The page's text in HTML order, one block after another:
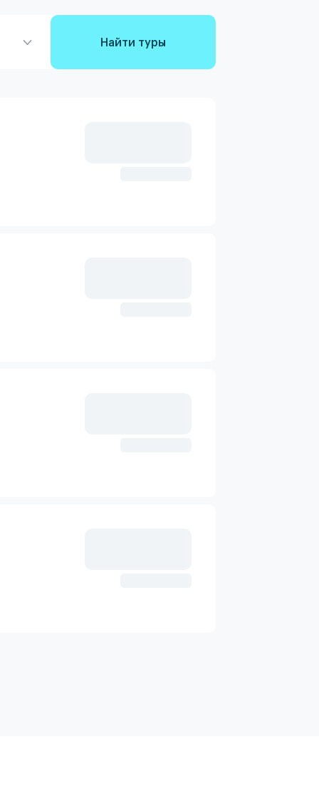
Найти туры